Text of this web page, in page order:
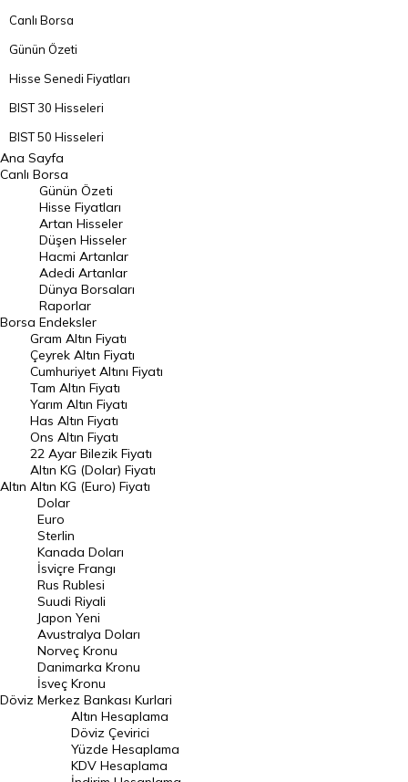
Canlı Borsa
Günün Özeti
Hisse Senedi Fiyatları
BIST 30 Hisseleri
BIST 50 Hisseleri
BIST 100 Hisseleri
En Çok Artan Hisseler
En Çok Düşen Hisseler
Hacmi Artanlar
Geçmiş Kapanışlar
Dünya Borsaları
Raporlar
Endeksler
DÖVİZ
Döviz Kuru
Dolar Kuru
Euro Kuru
Pound Kuru
Frank Kuru
Riyal Kuru
Avustralya Doları
Danimarka Kronu Kuru
Kanada Doları Kuru
Norveç Kronu Kuru
İsveç Kronu Kuru
Japon Yeni Kuru
Ana Sayfa
Canlı Borsa
Borsa
Günün Özeti
Hisse Fiyatları
Artan Hisseler
Düşen Hisseler
Hacmi Artanlar
Adedi Artanlar
Dünya Borsaları
Raporlar
Endeksler
Altın
Gram Altın Fiyatı
Çeyrek Altın Fiyatı
Cumhuriyet Altını Fiyatı
Tam Altın Fiyatı
Yarım Altın Fiyatı
Has Altın Fiyatı
Ons Altın Fiyatı
22 Ayar Bilezik Fiyatı
Altın KG (Dolar) Fiyatı
Altın KG (Euro) Fiyatı
Döviz
Dolar
Euro
Sterlin
Kanada Doları
İsviçre Frangı
Rus Rublesi
Suudi Riyali
Japon Yeni
Avustralya Doları
Norveç Kronu
Danimarka Kronu
İsveç Kronu
Merkez Bankası Kurlari
Altın Hesaplama
Döviz Çevirici
Yüzde Hesaplama
KDV Hesaplama